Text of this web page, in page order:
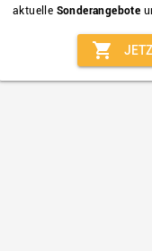
aktuelle Sonderangebote
shopping_cart